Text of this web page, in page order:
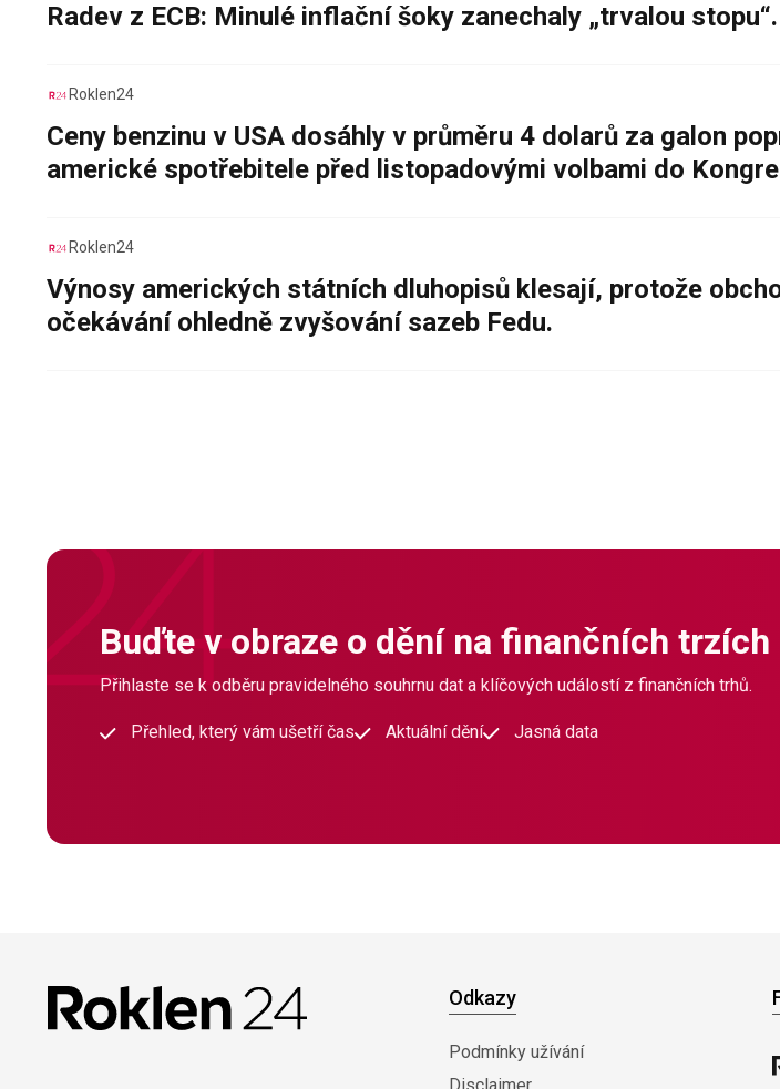
Radev z ECB: Minulé inflační šoky zanechaly „trvalou stopu“.
Roklen24
Ceny benzinu v USA dosáhly v průměru 4 dolarů za galon
americké spotřebitele před listopadovými volbami do
Roklen24
Výnosy amerických státních dluhopisů klesají, protože
očekávání ohledně zvyšování sazeb Fedu.
Buďte v obraze o dění na finančních trzích
Přihlaste se k odběru pravidelného souhrnu dat a klíčových událostí z finančních trhů.
Přehled, který vám ušetří čas Aktuální dění Jasná data
Odkazy
Podmínky užívání